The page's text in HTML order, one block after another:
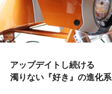
アップデイトし続ける
濁りない『好き』の進化系